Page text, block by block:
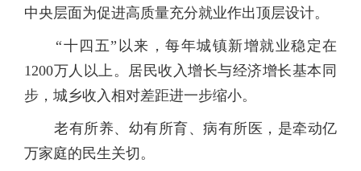
中央层面为促进高质量充分就业作出顶层设计。
“十四五”以来，每年城镇新增就业稳定在
1200万人以上。居民收入增长与经济增长基本同
步，城乡收入相对差距进一步缩小。
老有所养、幼有所育、病有所医，是牵动亿
万家庭的民生关切。